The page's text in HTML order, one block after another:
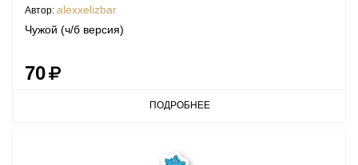
Автор: alexxelizbar
Чужой (ч/б версия)
70
ПОДРОБНЕЕ